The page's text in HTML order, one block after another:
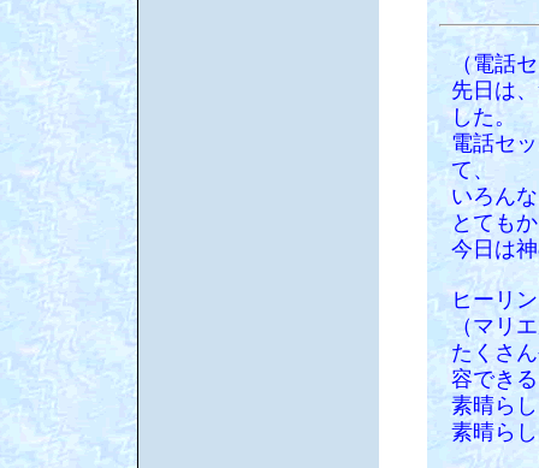
（電話
先日は
した。
電話セ
て、
いろん
とても
今日は
ヒーリ
（マリ
たくさ
容でき
素晴ら
素晴ら